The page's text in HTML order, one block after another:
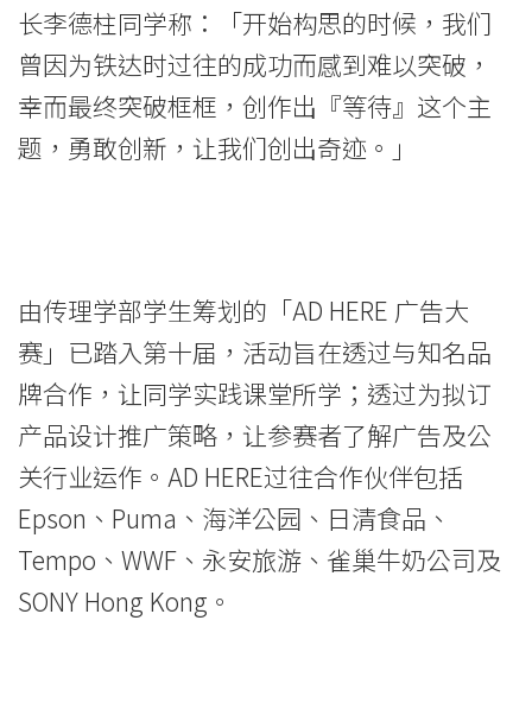
长李德柱同学称：「开始构思的时候，我们
曾因为铁达时过往的成功而感到难以突破，
幸而最终突破框框，创作出『等待』这个主
题，勇敢创新，让我们创出奇迹。」
由传理学部学生筹划的「AD HERE 广告大
赛」已踏入第十届，活动旨在透过与知名品
牌合作，让同学实践课堂所学；透过为拟订
产品设计推广策略，让参赛者了解广告及公
关行业运作。AD HERE过往合作伙伴包括
Epson、Puma、海洋公园、日清食品、
Tempo、WWF、永安旅游、雀巢牛奶公司及
SONY Hong Kong。